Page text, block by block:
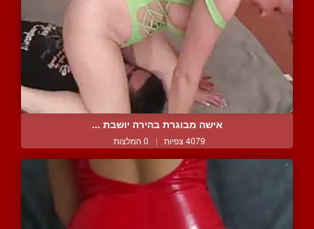
אישה מבוגרת בהירה יושבת ...
4079 צפיות | 0 המלצות